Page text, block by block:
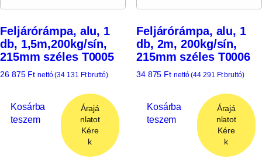
Feljárórámpa, alu, 1
db, 1,5m,200kg/sín,
215mm széles T0005
26 875 Ft nettó (34 131 Ftbruttó)
Kosárba
teszem
Árajá
nlatot
Kére
k
Feljárórámpa, alu, 1
db, 2m, 200kg/sín,
215mm széles T0006
34 875 Ft nettó (44 291 Ftbruttó)
Kosárba
teszem
Árajá
nlatot
Kére
k